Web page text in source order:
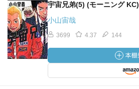
宇宙兄弟(5) (モーニング KC)
小山宙哉
3699 4.37 144